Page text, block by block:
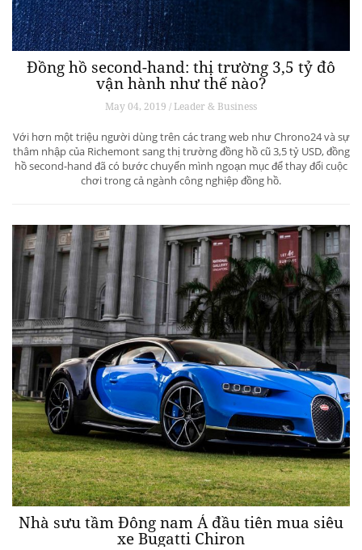
Đồng hồ second-hand: thị trường 3,5 tỷ đô
vận hành như thế nào?
May 04, 2019 / Leader & Business
Với hơn một triệu người dùng trên các trang web như Chrono24 và sự
thâm nhập của Richemont sang thị trường đồng hồ cũ 3,5 tỷ USD, đồng
hồ second-hand đã có bước chuyển mình ngoạn mục để thay đổi cuộc
chơi trong cả ngành công nghiệp đồng hồ.
Nhà sưu tầm Đông nam Á đầu tiên mua siêu
xe Bugatti Chiron